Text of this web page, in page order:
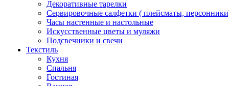
Декоративные тарелки
Сервировочные салфетки ( плейсматы,
Часы настенные и настольные
Искусственные цветы и муляжи
Подсвечники и свечи
Текстиль
Кухня
Спальня
Гостиная